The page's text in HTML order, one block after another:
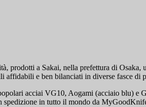
prodotti a Sakai, nella prefettura di
affidabili e ben bilanciati in diverse fasce di
acciai VG10, Aogami (acciaio blu) e
spedizione in tutto il mondo da